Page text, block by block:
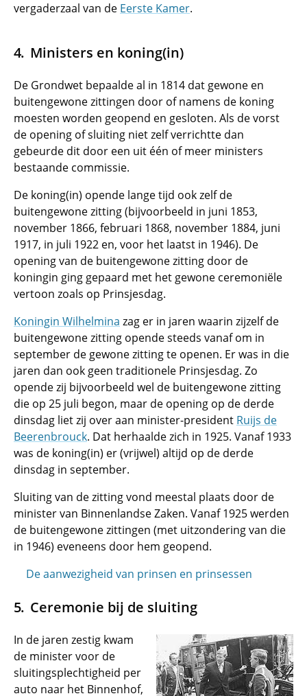
vergaderzaal van de Eerste Kamer.
Ministers en koning(in)
De Grondwet bepaalde al in 1814 dat gewone en
buitengewone zittingen door of namens de koning
moesten worden geopend en gesloten. Als de vorst
de opening of sluiting niet zelf verrichtte dan
gebeurde dit door een uit één of meer ministers
bestaande commissie.
De koning(in) opende lange tijd ook zelf de
buitengewone zitting (bijvoorbeeld in juni 1853,
november 1866, februari 1868, november 1884, juni
1917, in juli 1922 en, voor het laatst in 1946). De
opening van de buitengewone zitting door de
koningin ging gepaard met het gewone ceremoniële
vertoon zoals op Prinsjesdag.
Koningin Wilhelmina zag er in jaren waarin zijzelf de
buitengewone zitting opende steeds vanaf om in
september de gewone zitting te openen. Er was in die
jaren dan ook geen traditionele Prinsjesdag. Zo
opende zij bijvoorbeeld wel de buitengewone zitting
die op 25 juli begon, maar de opening op de derde
dinsdag liet zij over aan minister-president Ruijs de
Beerenbrouck. Dat herhaalde zich in 1925. Vanaf 1933
was de koning(in) er (vrijwel) altijd op de derde
dinsdag in september.
Sluiting van de zitting vond meestal plaats door de
minister van Binnenlandse Zaken. Vanaf 1925 werden
de buitengewone zittingen (met uitzondering van die
in 1946) eveneens door hem geopend.
De aanwezigheid van prinsen en prinsessen
Ceremonie bij de sluiting
In de jaren zestig kwam
de minister voor de
sluitingsplechtigheid per
auto naar het Binnenhof,